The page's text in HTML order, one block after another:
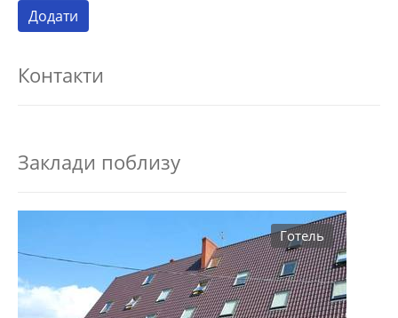
Контакти
Заклади поблизу
Готель